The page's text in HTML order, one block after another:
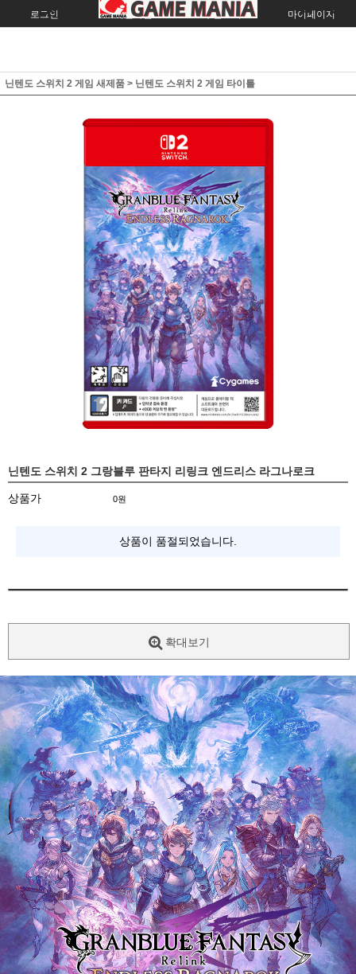
로그인 회원가입 주문조회 마이페이지
닌텐도 스위치 2 게임 새제품 > 닌텐도 스위치 2 게임 타이틀
닌텐도 스위치 2 그랑블루 판타지 리링크 엔드리스 라그나로크
상품가 0원
상품이 품절되었습니다.
확대보기